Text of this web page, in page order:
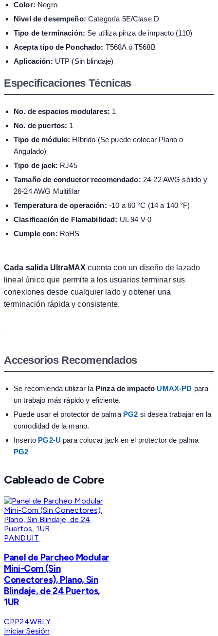
Color: Negro
Nivel de desempeño: Categoría 5E/Clase D
Tipo de terminación: Se utiliza pinza de impacto (110)
Acepta tipo de Ponchado: T568A ó T568B
Aplicación: UTP (Sin blindaje)
Especificaciones Técnicas
No. de espacios modulares: 1
No. de puertos: 1
Tipo de módulo: Híbrido (Se puede colocar Plano o
Angulado)
Tipo de jack: RJ45
Tamaño de conductor recomendado: 24-22 AWG sólido y
26-24 AWG Multifilar
Temperatura de operación: -10 a 60 °C (14 a 140 °F)
Clasificación de Flamabilidad: UL 94 V-0
Cumple con: RoHS
Cada salida UltraMAX cuenta con un diseño de lazado
lineal único que permite a los usuarios terminar sus
conexiones desde cualquier lado y obtener una
terminación rápida y consistente.
Accesorios Recomendados
Se recomienda utilizar la Pinza de impactoUMAX-PD para
un trabajo más rápido y eficiente.
Puede usar el protector de palma PG2 si desea trabajar en la
comodidad de la mano.
Inserto PG2-U para colocar jack en el protector de palma
PG2
Cableado de Cobre
PANDUIT
Panel de Parcheo Modular
Mini-Com (Sin
Conectores), Plano, Sin
Blindaje, de 24 Puertos,
1UR
CPP24WBLY
Iniciar Sesión